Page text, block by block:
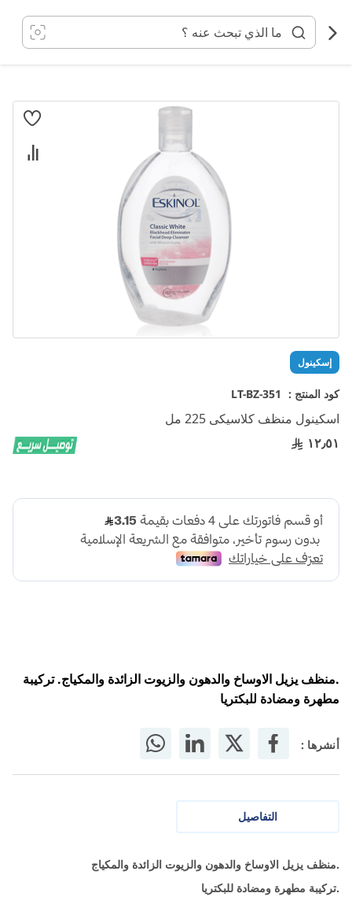
المحتوى
إسكينول
كود المنتج : LT-BZ-351
اسكينول منظف كلاسيكى 225 مل
١٢٫٥١
.منظف يزيل الاوساخ والدهون والزيوت الزائدة والمكياج. تركيبة
مطهرة ومضادة للبكتريا
أنشرها :
انتقل
تخطي
إلى
بداية
معرض
الصور
التفاصيل
.منظف يزيل الاوساخ والدهون والزيوت الزائدة والمكياج
.تركيبة مطهرة ومضادة للبكتريا